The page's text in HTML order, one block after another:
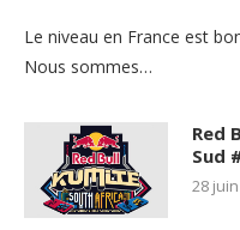
Le niveau en France est
Nous sommes…
Red
Sud
28